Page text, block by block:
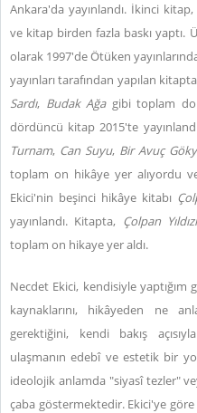
Ankara'da yayınlandı. İkinci
ve kitap birden fazla baskı yaptı.
olarak 1997'de Ötüken
yayınları tarafından yapılan kitapta
Sardı, Budak Ağagibi toplam
dördüncü kitap 2015'te
Turnam, Can Suyu, Bir Avuç
toplam on hikâye yer alıyordu
Ekici'nin beşinci hikâye kitabı
yayınlandı. Kitapta, Çolpan Yıldızı
toplam on hikaye yer aldı.
Necdet Ekici, kendisiyle
kaynaklarını, hikâyeden ne
gerektiğini, kendi bakış
ulaşmanın edebî ve estetik bir
ideolojik anlamda "siyasî tezler"
çaba göstermektedir. Ekici'ye